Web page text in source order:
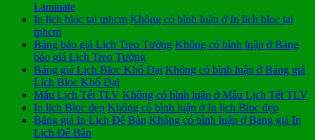
Laminate
In lịch bloc tại tphcm Không có bình luận ở In lịch bloc tại
tphcm
Bảng báo giá Lịch Treo Tường Không có bình luận ở Bảng
báo giá Lịch Treo Tường
Bảng giá Lịch Bloc Khổ Đại Không có bình luận ở Bảng giá
Lịch Bloc Khổ Đại
Mẫu Lịch Tết TLV Không có bình luận ở Mẫu Lịch Tết TLV
In lịch Bloc đẹp Không có bình luận ở In lịch Bloc đẹp
Bảng giá In Lịch Để Bàn Không có bình luận ở Bảng giá In
Lịch Để Bàn